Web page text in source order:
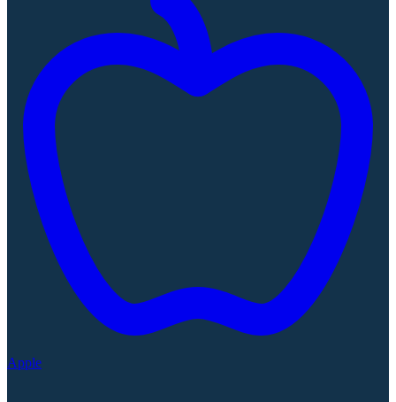
Apple